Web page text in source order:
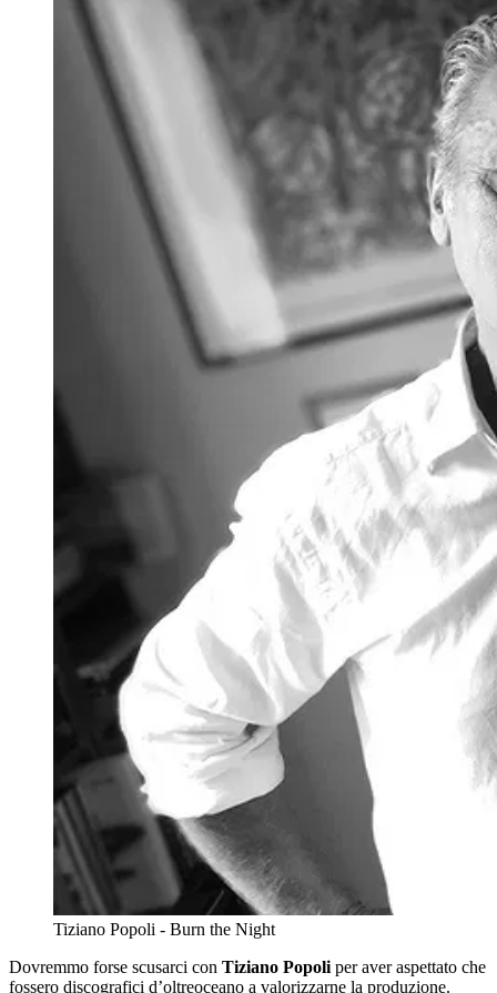
Tiziano Popoli - Burn the Night
Dovremmo forse scusarci con Tiziano Popoliper aver aspettato che
fossero discografici d’oltreoceano a valorizzarne la produzione.